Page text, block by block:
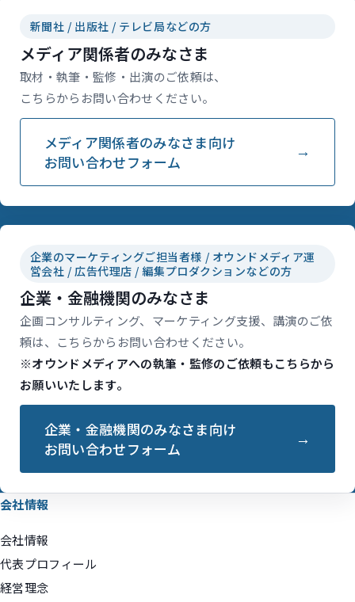
新聞社 / 出版社 / テレビ局などの方
メディア関係者のみなさま
取材・執筆・監修・出演のご依頼は、
こちらからお問い合わせください。
メディア関係者のみなさま向け
お問い合わせフォーム
企業のマーケティングご担当者様 / オウンドメディア運
営会社 / 広告代理店 / 編集プロダクションなどの方
企業・金融機関のみなさま
企画コンサルティング、マーケティング支援、講演のご依
頼は、こちらからお問い合わせください。
※オウンドメディアへの執筆・監修のご依頼もこちらから
お願いいたします。
企業・金融機関のみなさま向け
お問い合わせフォーム
会社情報
会社情報
代表プロフィール
経営理念